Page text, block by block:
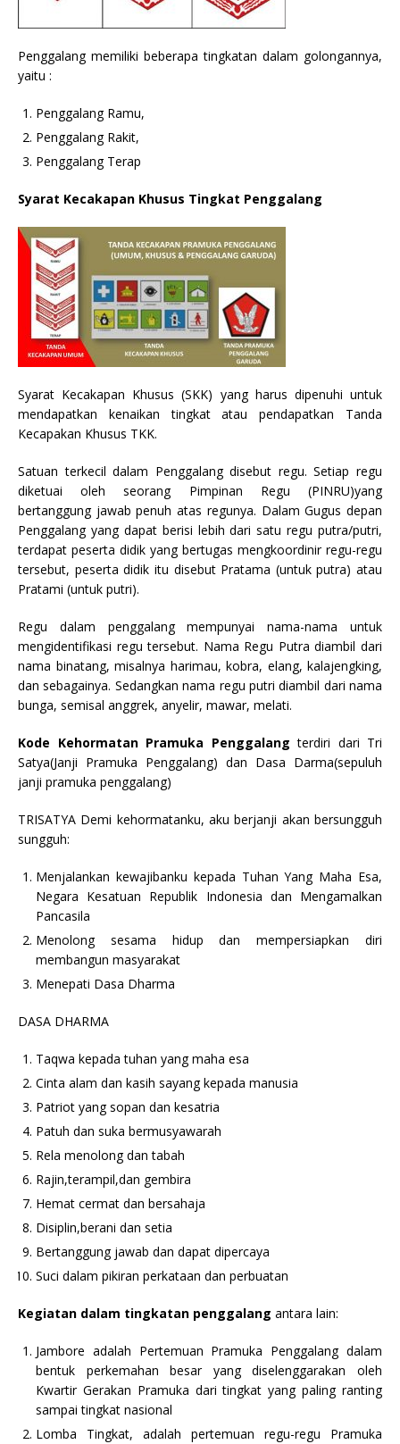
Penggalang memiliki beberapa tingkatan dalam golongannya,
yaitu :
Penggalang Ramu,
Penggalang Rakit,
Penggalang Terap
Syarat Kecakapan Khusus Tingkat Penggalang
Syarat Kecakapan Khusus (SKK) yang harus dipenuhi untuk
mendapatkan kenaikan tingkat atau pendapatkan Tanda
Kecapakan Khusus TKK.
Satuan terkecil dalam Penggalang disebut regu. Setiap regu
diketuai oleh seorang Pimpinan Regu (PINRU)yang
bertanggung jawab penuh atas regunya. Dalam Gugus depan
Penggalang yang dapat berisi lebih dari satu regu putra/putri,
terdapat peserta didik yang bertugas mengkoordinir regu-regu
tersebut, peserta didik itu disebut Pratama (untuk putra) atau
Pratami (untuk putri).
Regu dalam penggalang mempunyai nama-nama untuk
mengidentifikasi regu tersebut. Nama Regu Putra diambil dari
nama binatang, misalnya harimau, kobra, elang, kalajengking,
dan sebagainya. Sedangkan nama regu putri diambil dari nama
bunga, semisal anggrek, anyelir, mawar, melati.
Kode Kehormatan Pramuka Penggalang terdiri dari Tri
Satya(Janji Pramuka Penggalang) dan Dasa Darma(sepuluh
janji pramuka penggalang)
TRISATYA Demi kehormatanku, aku berjanji akan bersungguh
sungguh:
Menjalankan kewajibanku kepada Tuhan Yang Maha Esa,
Negara Kesatuan Republik Indonesia dan Mengamalkan
Pancasila
Menolong sesama hidup dan mempersiapkan diri
membangun masyarakat
Menepati Dasa Dharma
DASA DHARMA
Taqwa kepada tuhan yang maha esa
Cinta alam dan kasih sayang kepada manusia
Patriot yang sopan dan kesatria
Patuh dan suka bermusyawarah
Rela menolong dan tabah
Rajin,terampil,dan gembira
Hemat cermat dan bersahaja
Disiplin,berani dan setia
Bertanggung jawab dan dapat dipercaya
Suci dalam pikiran perkataan dan perbuatan
Kegiatan dalam tingkatan penggalang antara lain:
Jambore adalah Pertemuan Pramuka Penggalang dalam
bentuk perkemahan besar yang diselenggarakan oleh
Kwartir Gerakan Pramuka dari tingkat yang paling ranting
sampai tingkat nasional
Lomba Tingkat, adalah pertemuan regu-regu Pramuka